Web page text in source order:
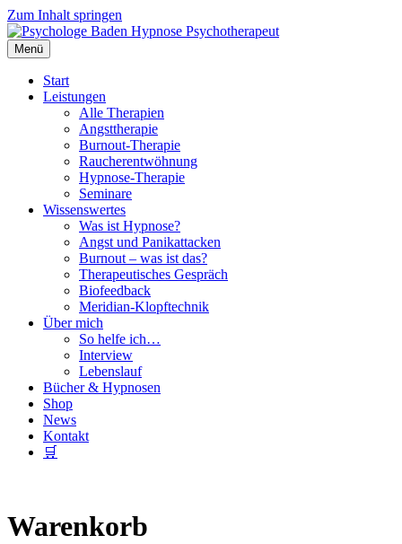
Zum Inhalt springen
Menü
Start
Leistungen
Alle Therapien
Angsttherapie
Burnout-Therapie
Raucherentwöhnung
Hypnose-Therapie
Seminare
Wissenswertes
Was ist Hypnose?
Angst und Panikattacken
Burnout – was ist das?
Therapeutisches Gespräch
Biofeedback
Meridian-Klopftechnik
Über mich
So helfe ich…
Interview
Lebenslauf
Bücher & Hypnosen
Shop
News
Kontakt
🛒
Warenkorb